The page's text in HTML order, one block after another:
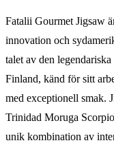
Fatalii Gourmet Jigsaw
innovation och
talet av den
Finland, känd för sitt
med exceptionell smak.
Trinidad Moruga
unik kombination av